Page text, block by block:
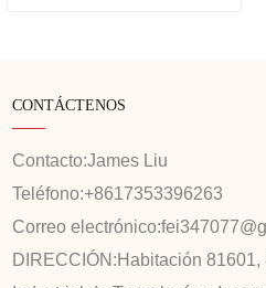
CONTÁCTENOS
Contacto:James Liu
Teléfono:+8617353396263
Correo electrónico:
DIRECCIÓN: Habitación 81601,